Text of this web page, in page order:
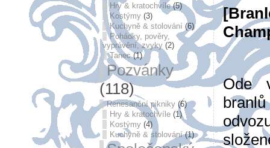
Hry & kratochvíle(5)
Kostýmy(3)
Kuchyně & stolování(6)
Pohádky, pověry,
vyprávění, zvyky(2)
Tanec(1)
Pozvánky
(118)
Renesanční pikniky(6)
Hry & kratochvíle(1)
Kostýmy(4)
Kuchyně & stolování(1)
Ode